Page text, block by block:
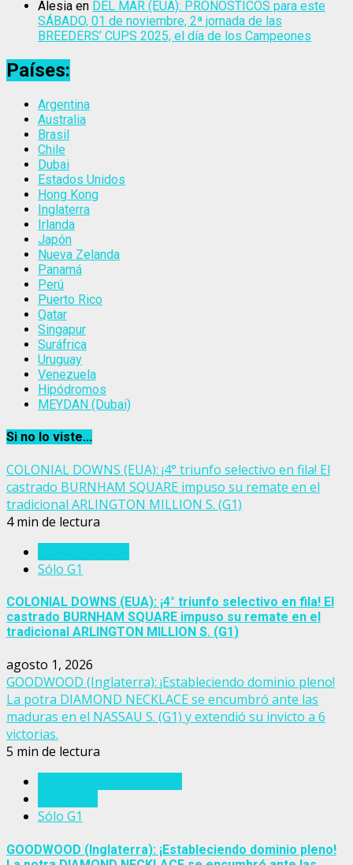
Alesia en DEL MAR (EUA): PRONÓSTICOS para este
SÁBADO, 01 de noviembre, 2ª jornada de las
BREEDERS’ CUPS 2025, el día de los Campeones
Países:
Argentina
Australia
Brasil
Chile
Dubai
Estados Unidos
Hong Kong
Inglaterra
Irlanda
Japón
Nueva Zelanda
Panamá
Perú
Puerto Rico
Qatar
Singapur
Suráfrica
Uruguay
Venezuela
Hipódromos
MEYDAN (Dubai)
Si no lo viste...
COLONIAL DOWNS (EUA): ¡4° triunfo selectivo en fila! El
castrado BURNHAM SQUARE impuso su remate en el
tradicional ARLINGTON MILLION S. (G1)
4 min de lectura
Sólo G1
COLONIAL DOWNS (EUA): ¡4° triunfo selectivo en fila! El
castrado BURNHAM SQUARE impuso su remate en el
tradicional ARLINGTON MILLION S. (G1)
agosto 1, 2026
GOODWOOD (Inglaterra): ¡Estableciendo dominio pleno!
La potra DIAMOND NECKLACE se encumbró ante las
maduras en el NASSAU S. (G1) y extendió su invicto a 6
victorias.
5 min de lectura
Sólo G1
GOODWOOD (Inglaterra): ¡Estableciendo dominio pleno!